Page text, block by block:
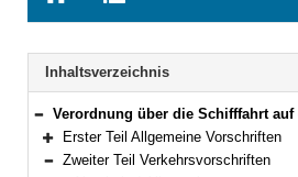
BAYERN.RECHT
letzten
Suche
Navigation
Inhaltsverzeichnis
Bereich reduzieren
Verordnung über die Schifffahrt auf dem Bodensee (Bodensee-Schifffahrts-
Bereich erweitern
Erster Teil Allgemeine Vorschriften
Zweiter Teil Verkehrsvorschriften